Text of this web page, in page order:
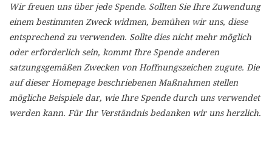
Wir freuen uns über jede Spende. Sollten Sie Ihre Zuwendung
einem bestimmten Zweck widmen, bemühen wir uns, diese
entsprechend zu verwenden. Sollte dies nicht mehr möglich
oder erforderlich sein, kommt Ihre Spende anderen
satzungsgemäßen Zwecken von Hoffnungszeichen zugute. Die
auf dieser Homepage beschriebenen Maßnahmen stellen
mögliche Beispiele dar, wie Ihre Spende durch uns verwendet
werden kann. Für Ihr Verständnis bedanken wir uns herzlich.
'Cookie-
Impressum
ALLEN